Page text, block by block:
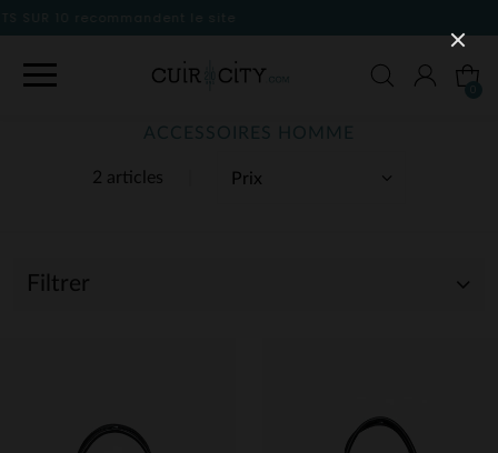
2 articles
ACCESSOIRES HOMME
Filtrer